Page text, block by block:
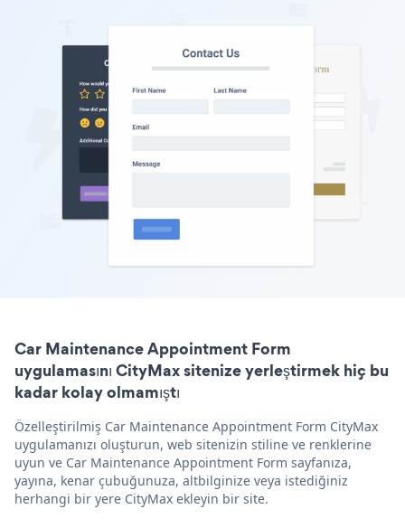
Car Maintenance Appointment Form
uygulamasını CityMax sitenize yerleştirmek hiç bu
kadar kolay olmamıştı
Özelleştirilmiş Car Maintenance Appointment Form CityMax
uygulamanızı oluşturun, web sitenizin stiline ve renklerine
uyun ve Car Maintenance Appointment Form sayfanıza,
yayına, kenar çubuğunuza, altbilginize veya istediğiniz
herhangi bir yere CityMax ekleyin bir site.